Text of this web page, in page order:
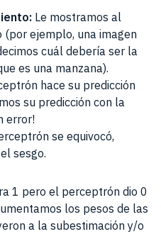
Le mostramos al
ejemplo, una imagen
cuál debería ser la
es una manzana).
hace su predicción
su predicción con la
error!
se equivocó,
sesgo.
1 pero el perceptrón dio 0
los pesos de las
a la subestimación y/o